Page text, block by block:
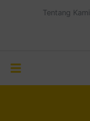
Tentang Kami